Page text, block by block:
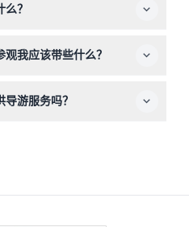
？
我应该带些什么？
游服务吗？